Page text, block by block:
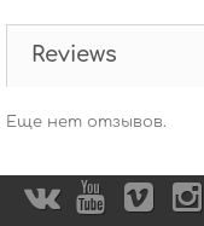
Reviews
Еще нет отзывов.